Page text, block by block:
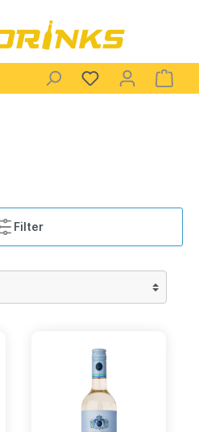
Filter